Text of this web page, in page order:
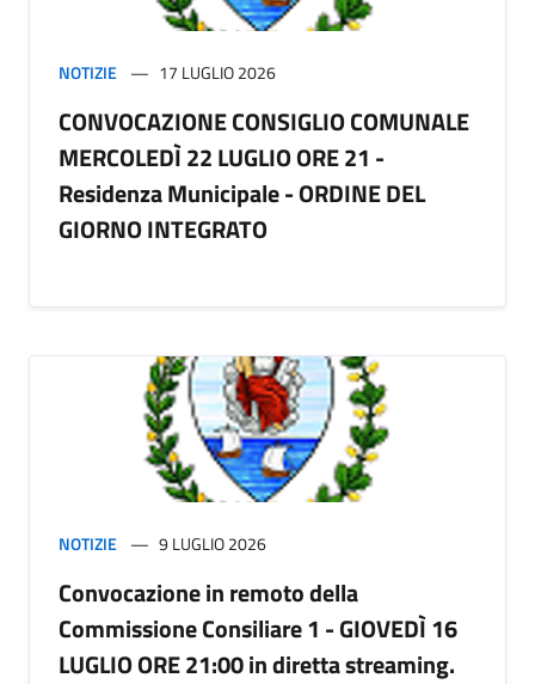
NOTIZIE 17 LUGLIO 2026
CONVOCAZIONE CONSIGLIO COMUNALE
MERCOLEDÌ 22 LUGLIO ORE 21 -
Residenza Municipale - ORDINE DEL
GIORNO INTEGRATO
NOTIZIE 9 LUGLIO 2026
Convocazione in remoto della
Commissione Consiliare 1 - GIOVEDÌ 16
LUGLIO ORE 21:00 in diretta streaming.